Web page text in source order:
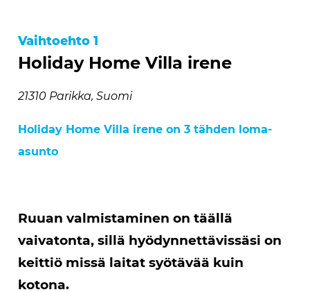
Vaihtoehto 1
Holiday Home Villa irene
21310 Parikka, Suomi
Holiday Home Villa irene on 3 tähden loma-
asunto
Ruuan valmistaminen on täällä
vaivatonta, sillä hyödynnettävissäsi on
keittiö missä laitat syötävää kuin
kotona.